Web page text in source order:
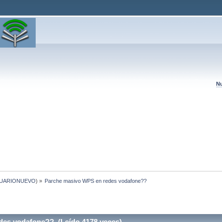
) » Parche masivo WPS en redes vodafone??